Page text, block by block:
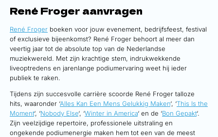
René Froger aanvragen
René Froger boeken voor jouw evenement, bedrijfsfeest, festival
of exclusieve bijeenkomst? René Froger behoort al meer dan
veertig jaar tot de absolute top van de Nederlandse
muziekwereld. Met zijn krachtige stem, indrukwekkende
liveoptredens en jarenlange podiumervaring weet hij ieder
publiek te raken.
Tijdens zijn succesvolle carrière scoorde René Froger talloze
hits, waaronder ‘Alles Kan Een Mens Gelukkig Maken‘, ‘This Is the
Moment‘, ‘Nobody Else‘, ‘Winter in America‘ en de ‘Bon Gepakt‘.
Zijn veelzijdige repertoire, professionele uitstraling en
ongekende podiumenergie maken hem tot een van de meest